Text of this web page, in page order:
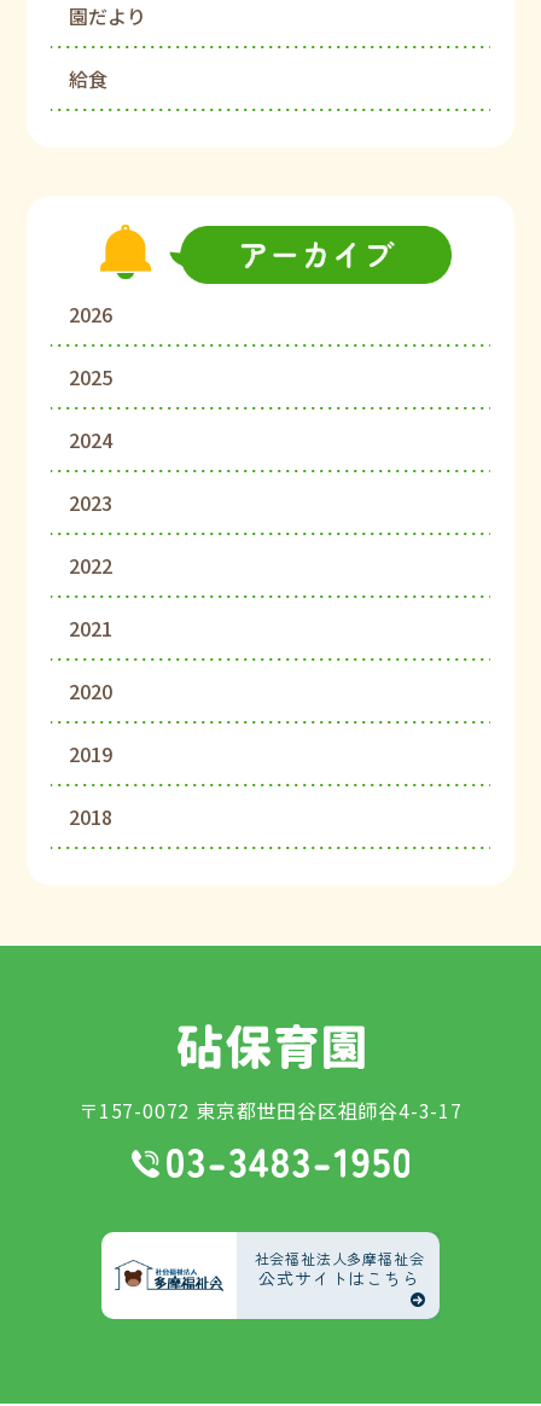
園だより
給食
2026
2025
2024
2023
2022
2021
2020
2019
2018
〒157-0072 東京都世田谷区祖師谷4-3-17
社会福祉法人多摩福祉会
公式サイトはこちら